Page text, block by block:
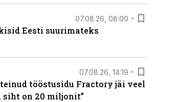
07.08.26, 08:00
Eesti suurimateks
07.08.26, 14:19
tööstusidu Fractory jäi veel
siht on 20 miljonit”